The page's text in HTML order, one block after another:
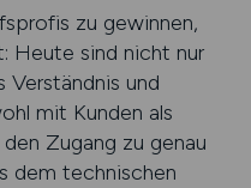
zu gewinnen,
Heute sind nicht nur
und
mit Kunden als
Zugang zu genau
dem technischen